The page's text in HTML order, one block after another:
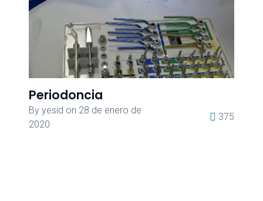
Periodoncia
By yesid on 28 de enero de
2020
375